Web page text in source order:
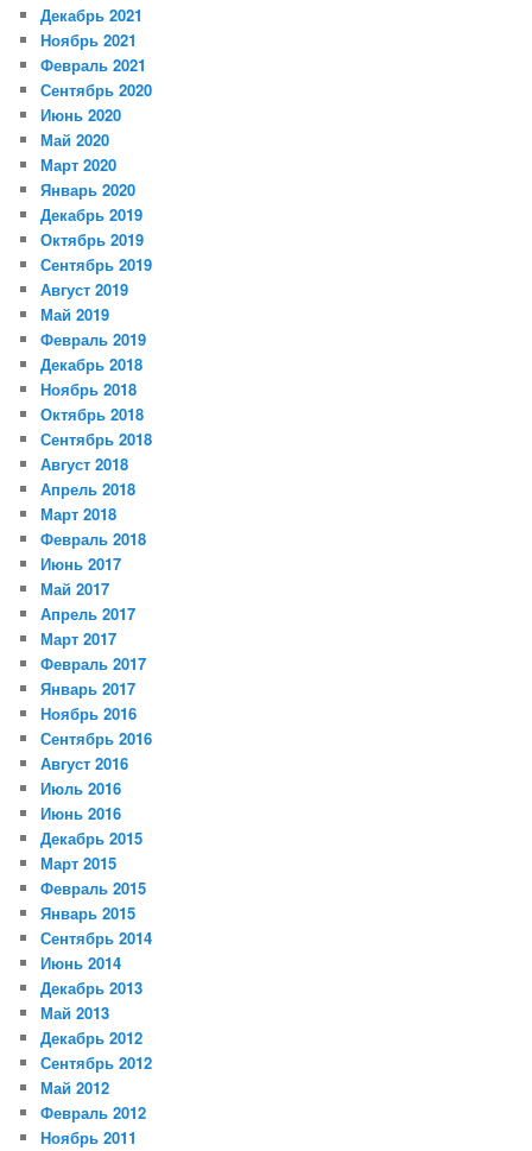
Декабрь 2021
Ноябрь 2021
Февраль 2021
Сентябрь 2020
Июнь 2020
Май 2020
Март 2020
Январь 2020
Декабрь 2019
Октябрь 2019
Сентябрь 2019
Август 2019
Май 2019
Февраль 2019
Декабрь 2018
Ноябрь 2018
Октябрь 2018
Сентябрь 2018
Август 2018
Апрель 2018
Март 2018
Февраль 2018
Июнь 2017
Май 2017
Апрель 2017
Март 2017
Февраль 2017
Январь 2017
Ноябрь 2016
Сентябрь 2016
Август 2016
Июль 2016
Июнь 2016
Декабрь 2015
Март 2015
Февраль 2015
Январь 2015
Сентябрь 2014
Июнь 2014
Декабрь 2013
Май 2013
Декабрь 2012
Сентябрь 2012
Май 2012
Февраль 2012
Ноябрь 2011